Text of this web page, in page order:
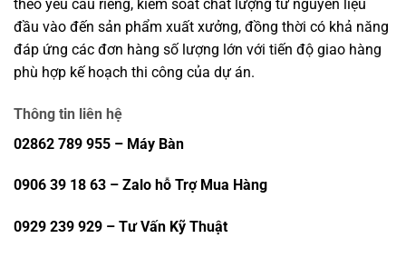
theo yêu cầu riêng, kiểm soát chất lượng từ nguyên liệu
đầu vào đến sản phẩm xuất xưởng, đồng thời có khả năng
đáp ứng các đơn hàng số lượng lớn với tiến độ giao hàng
phù hợp kế hoạch thi công của dự án.
Thông tin liên hệ
02862 789 955 – Máy Bàn
0906 39 18 63 – Zalo hỗ Trợ Mua Hàng
0929 239 929 – Tư Vấn Kỹ Thuật